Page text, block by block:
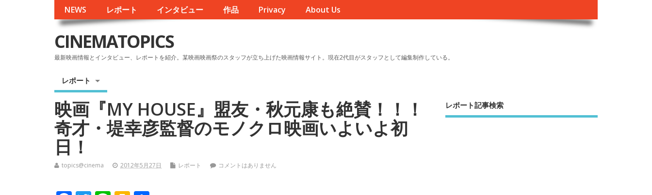
NEWS レポート インタビュー 作品 Privacy About Us
CINEMATOPICS
最新映画情報とインタビュー、レポートを紹介。某映画映画祭のスタッフが立ち上げた映画情報サイト。現在2代目がスタッフとして編集制作している。
レポート
映画『MY HOUSE』盟友・秋元康も絶賛！！！
奇才・堤幸彦監督のモノクロ映画いよいよ初
日！
topics@cinema 2012年5月27日 レポート コメントはありません
レポート記事検索